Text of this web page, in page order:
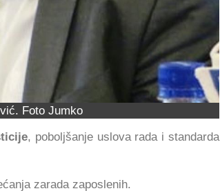
Foto Jumko
, poboljšanje uslova rada i standarda
zarada zaposlenih.